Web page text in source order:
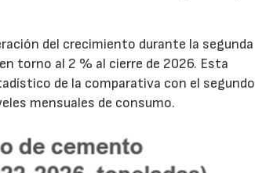
del crecimiento durante la segunda
torno al 2 % al cierre de 2026. Esta
de la comparativa con el segundo
mensuales de consumo.